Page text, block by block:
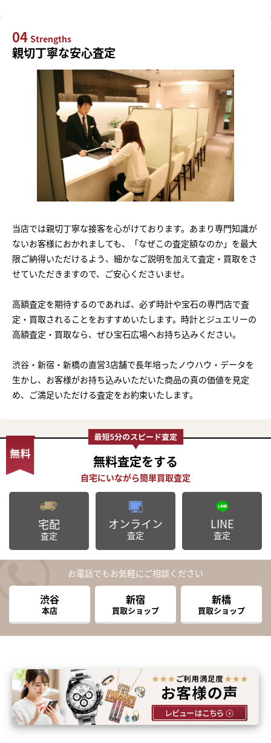
04 Strengths
親切丁寧な安心査定
当店では親切丁寧な接客を心がけております。あまり専門知識が
ないお客様におかれましても、「なぜこの査定額なのか」を最大
限ご納得いただけるよう、細かなご説明を加えて査定・買取をさ
せていただきますので、ご安心くださいませ。
高額査定を期待するのであれば、必ず時計や宝石の専門店で査
定・買取されることをおすすめいたします。時計とジュエリーの
高額査定・買取なら、ぜひ宝石広場へお持ち込みください。
渋谷・新宿・新橋の直営3店舗で長年培ったノウハウ・データを
生かし、お客様がお持ち込みいただいた商品の真の価値を見定
め、ご満足いただける査定をお約束いたします。
無料査定をする
宅配
査定
オンライン
査定
LINE
査定
お電話でもお気軽にご相談ください
渋谷
本店
新宿
買取ショップ
新橋
買取ショップ